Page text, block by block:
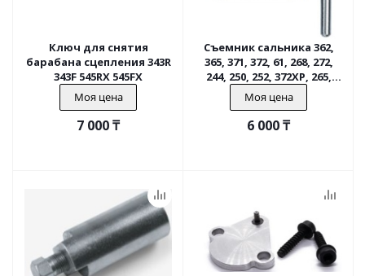
Ключ для снятия
барабана сцепления 343R
343F 545RX 545FX
Моя цена
7 000₸
Съемник сальника 362,
365, 371, 372, 61, 268, 272,
244, 250, 252, 372XP, 265,
Моя цена
6 000₸